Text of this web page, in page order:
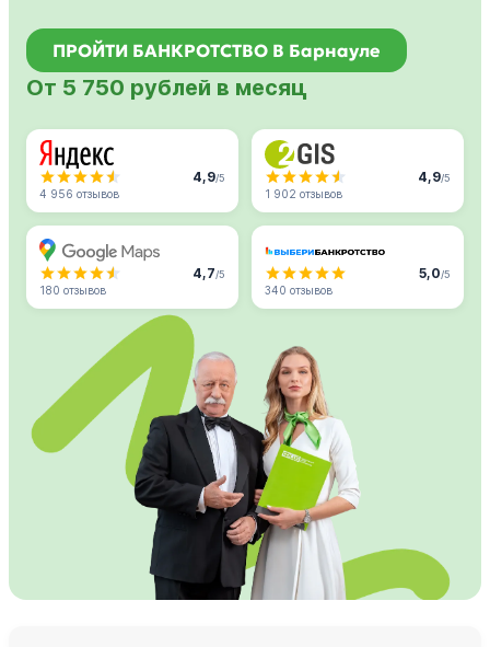
ПРОЙТИ БАНКРОТСТВО В Барнауле
От 5 750 рублей в месяц
4,9/5
4 956 отзывов
4,9/5
1 902 отзывов
4,7/5
180 отзывов
5,0/5
340 отзывов